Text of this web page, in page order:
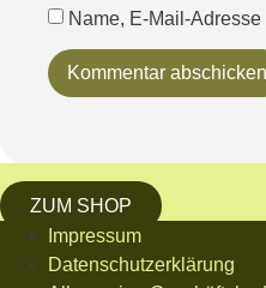
Name, E-Mail-
ZUM SHOP
Impressum
Datenschutzerklärung